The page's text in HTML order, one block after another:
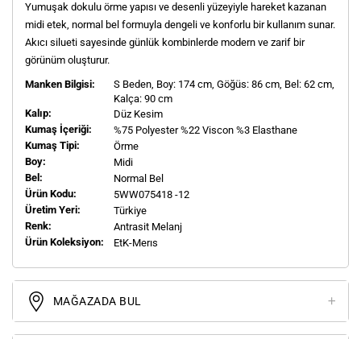
Yumuşak dokulu örme yapısı ve desenli yüzeyiyle hareket kazanan
midi etek, normal bel formuyla dengeli ve konforlu bir kullanım sunar.
Akıcı silueti sayesinde günlük kombinlerde modern ve zarif bir
görünüm oluşturur.
Manken Bilgisi:
S Beden, Boy: 174 cm, Göğüs: 86 cm, Bel: 62 cm,
Kalça: 90 cm
Kalıp:
Düz Kesim
Kumaş İçeriği:
%75 Polyester %22 Viscon %3 Elasthane
Kumaş Tipi:
Örme
Boy:
Midi
Bel:
Normal Bel
Ürün Kodu:
5WW075418 -12
Üretim Yeri:
Türkiye
Renk:
Antrasit Melanj
Ürün Koleksiyon:
EtK-Merıs
MAĞAZADA BUL